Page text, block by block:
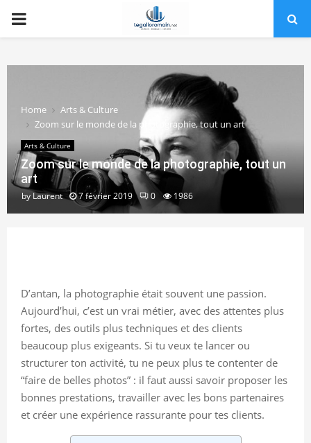
PRIMARY
Home
Arts & Culture
Zoom sur le monde de la photographie, tout un art
Arts & Culture
Zoom sur le monde de la photographie, tout un
art
by Laurent 7 février 2019 0 1986
D’antan, la photographie était souvent une passion.
Aujourd’hui, c’est un vrai métier, avec des attentes plus
fortes, des outils plus techniques et des clients
beaucoup plus exigeants. Si tu veux te lancer ou
structurer ton activité, tu ne peux plus te contenter de
“faire de belles photos” : il faut aussi savoir proposer les
bonnes prestations, travailler avec les bons partenaires
et créer une expérience rassurante pour tes clients.